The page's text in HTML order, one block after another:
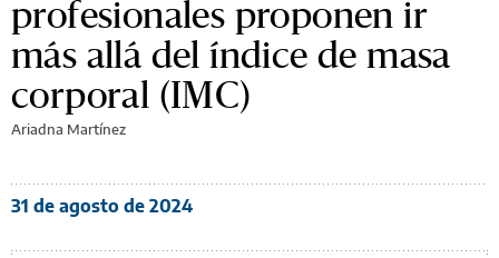
profesionales proponen ir
más allá del índice de masa
corporal (IMC)
Ariadna Martínez
31 de agosto de 2024